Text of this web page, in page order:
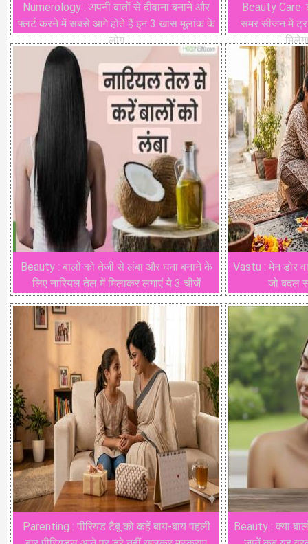
Numerology : अपनी बातों से दीवाना बनाने और
फ्लर्ट करने में सबसे आगे होते हैं इन 3 खास मूलांक के
लोग
Beauty Care:
समर सीजन में
Beauty : बालों को तेजी से लंबा और घना बनाने के
लिए नारियल तेल में मिलाकर लगाएं ये 3 चीजें
Vastu : मेन डोर
जो बदल
Parenting : पीरियड टैबू को कहें बाय-बाय पहली
Beauty : क्या